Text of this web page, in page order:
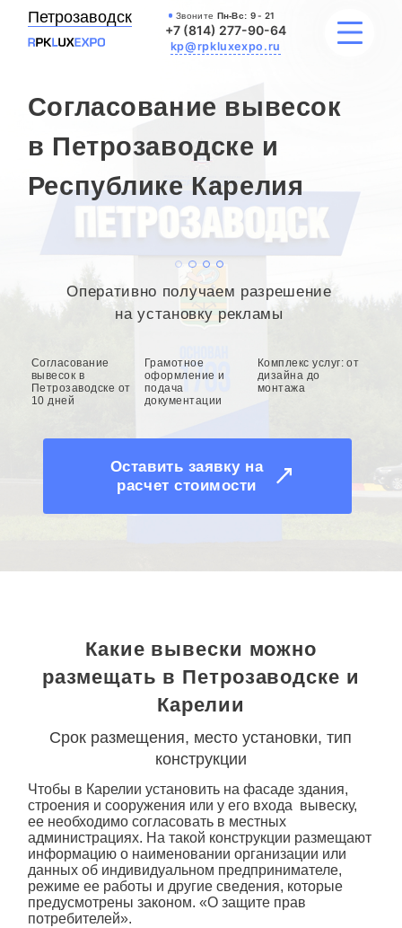
Петрозаводск Звоните Пн-Вс: 9 - 21
+7 (814) 277-90-64
kp@rpkluxexpo.ru
УСЛУГИ
НАШИ РАБОТЫ
О КОМПАНИИ
Согласование вывесок
в Петрозаводске и
Республике Карелия
Оперативно получаем разрешение
на установку рекламы
Согласование
вывесок в
Петрозаводске от
10 дней
Грамотное
оформление и
подача
документации
Комплекс услуг: от
дизайна до
монтажа
Оставить заявку на
расчет стоимости
Какие вывески можно
размещать в Петрозаводске и
Карелии
Срок размещения, место установки, тип
конструкции
Чтобы в Карелии установить на фасаде здания,
строения и сооружения или у его входа вывеску,
ее необходимо согласовать в местных
администрациях. На такой конструкции размещают
информацию о наименовании организации или
данных об индивидуальном предпринимателе,
режиме ее работы и другие сведения, которые
предусмотрены законом. «О защите прав
потребителей».